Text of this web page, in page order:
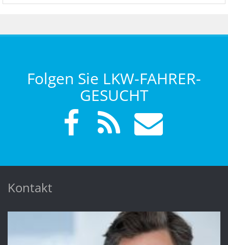
Folgen Sie LKW-FAHRER-
GESUCHT
Kontakt